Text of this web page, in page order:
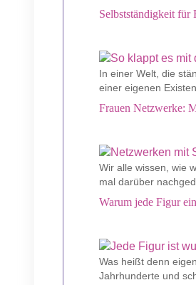
Selbstständigkeit für
In einer Welt, die
einer eigenen
Frauen Netzwerke:
Wir alle wissen, wie
mal darüber
Warum jede Figur
Was heißt denn
Jahrhunderte und